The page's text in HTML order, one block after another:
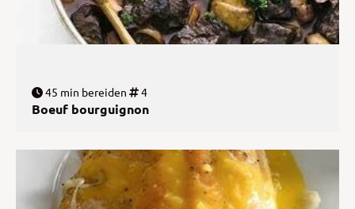
45 min bereiden 4
Boeuf bourguignon